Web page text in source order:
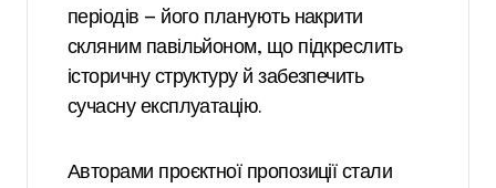
періодів — його планують накрити
скляним павільйоном, що підкреслить
історичну структуру й забезпечить
сучасну експлуатацію.
Авторами проєктної пропозиції стали